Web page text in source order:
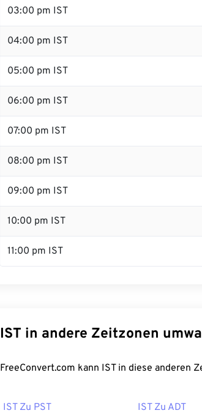
03:00 pm IST
04:00 pm IST
05:00 pm IST
06:00 pm IST
07:00 pm IST
08:00 pm IST
09:00 pm IST
10:00 pm IST
11:00 pm IST
IST in andere Zeitzonen
FreeConvert.com kann IST in diese anderen
IST Zu PST IST Zu ADT